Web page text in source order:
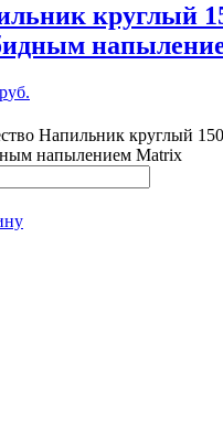
круглый
руб.
Напильник круглый
напылением Matrix